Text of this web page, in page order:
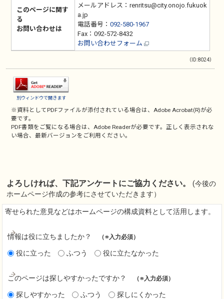
このページに関す
る
お問い合わせは
メールアドレス：renritsu@city.onojo.fukuok
a.jp
電話番号： 092-580-1967
Fax：092-572-8432
お問い合わせフォーム
（ID:8024）
別ウィンドウで開きます
※資料としてPDFファイルが添付されている場合は、Adobe Acrobat(R)が必
要です。
PDF書類をご覧になる場合は、Adobe Readerが必要です。正しく表示されな
い場合、最新バージョンをご利用ください。